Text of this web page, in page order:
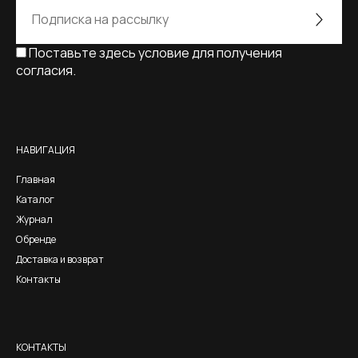
Поставьте здесь условие для получения
согласия.
НАВИГАЦИЯ
Главная
Каталог
Журнал
О бренде
Доставка и возврат
Контакты
КОНТАКТЫ